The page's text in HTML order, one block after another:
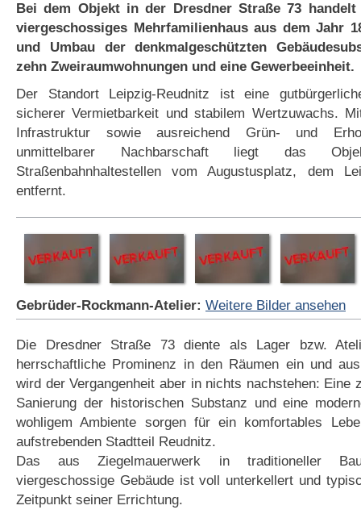
Bei dem Objekt in der Dresdner Straße 73
viergeschossiges Mehrfamilienhaus aus dem Jahr
und Umbau der denkmalgeschützten
zehn Zweiraumwohnungen und eine Gewerbeeinheit.
Der Standort Leipzig-Reudnitz ist eine
sicherer Vermietbarkeit und stabilem Wertzuwachs.
Infrastruktur sowie ausreichend Grün- und
unmittelbarer Nachbarschaft liegt das
Straßenbahnhaltestellen vom Augustusplatz, dem
entfernt.
Gebrüder-Rockmann-Atelier: Weitere Bilder ansehen
Die Dresdner Straße 73 diente als Lager bzw.
herrschaftliche Prominenz in den Räumen ein und
wird der Vergangenheit aber in nichts nachstehen: Eine
Sanierung der historischen Substanz und eine
wohligem Ambiente sorgen für ein komfortables
aufstrebenden Stadtteil Reudnitz.
Das aus Ziegelmauerwerk in traditioneller
viergeschossige Gebäude ist voll unterkellert und
Zeitpunkt seiner Errichtung.